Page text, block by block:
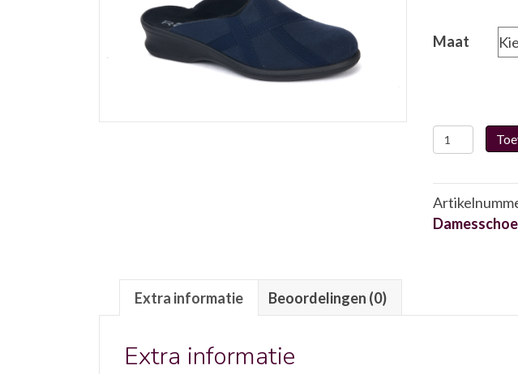
Maat
Rohde
2500
5390
aantal
Extra informatie Beoordelingen (0)
Extra informatie